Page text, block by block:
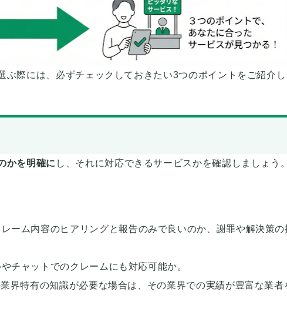
ぶ際には、必ずチェックしておきたい3つのポイントをご紹介
かを明確に し、それに対応できるサービスかを確認しましょう
ーム内容のヒアリングと報告のみで良いのか、謝罪や解決策の
チャットでのクレームにも対応可能か。
界特有の知識が必要な場合は、その業界での実績が豊富な業者